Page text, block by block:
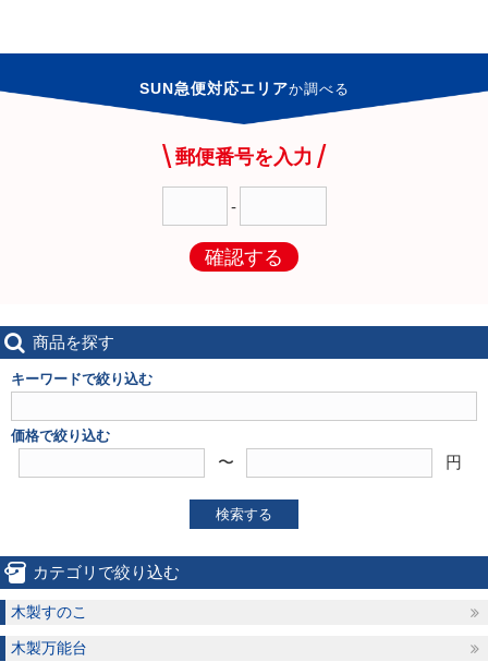
SUN急便対応エリアか調べる
郵便番号を入力
-
確認する
商品を探す
キーワードで絞り込む
価格で絞り込む
〜 円
検索する
カテゴリで絞り込む
木製すのこ
木製万能台